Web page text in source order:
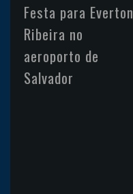
Festa para Everton
Ribeira no
aeroporto de
Salvador